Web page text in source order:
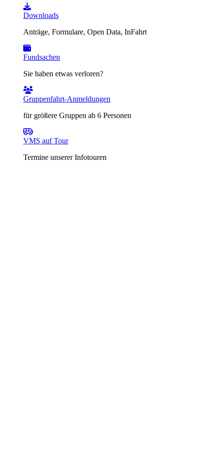
Downloads
Anträge, Formulare, Open Data, InFahrt
Fundsachen
Sie haben etwas verloren?
Gruppenfahrt-Anmeldungen
für größere Gruppen ab 6 Personen
VMS auf Tour
Termine unserer Infotouren